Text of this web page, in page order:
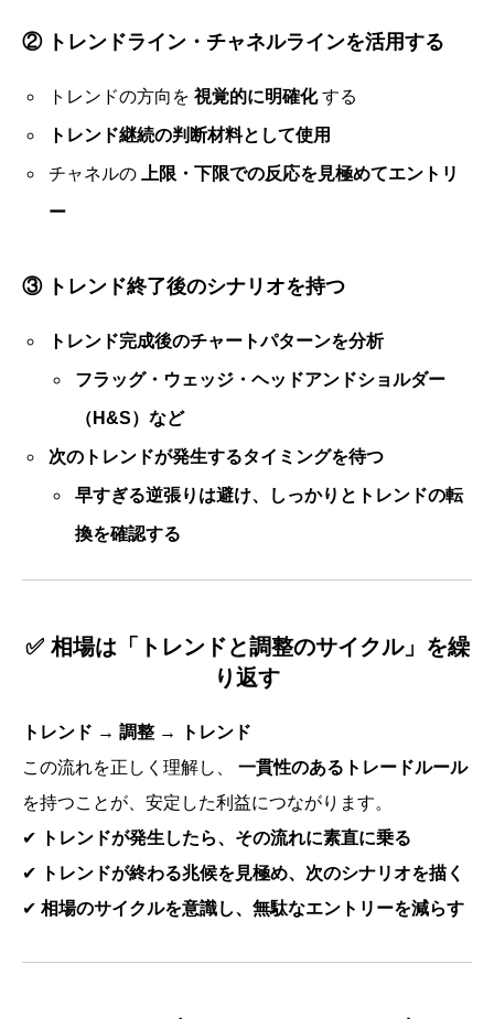
② トレンドライン・チャネルラインを活用する
トレンドの方向を 視覚的に明確化する
トレンド継続の判断材料として使用
チャネルの 上限・下限での反応を見極めてエントリ
ー
③ トレンド終了後のシナリオを持つ
トレンド完成後のチャートパターンを分析
フラッグ・ウェッジ・ヘッドアンドショルダー
（H&S）など
次のトレンドが発生するタイミングを待つ
早すぎる逆張りは避け、しっかりとトレンドの転
換を確認する
✅ 相場は「トレンドと調整のサイクル」を繰
り返す
トレンド → 調整 → トレンド
この流れを正しく理解し、 一貫性のあるトレードルール
を持つことが、安定した利益につながります。
✔
トレンドが発生したら、その流れに素直に乗る
✔
トレンドが終わる兆候を見極め、次のシナリオを描く
✔ 相場のサイクルを意識し、無駄なエントリーを減らす